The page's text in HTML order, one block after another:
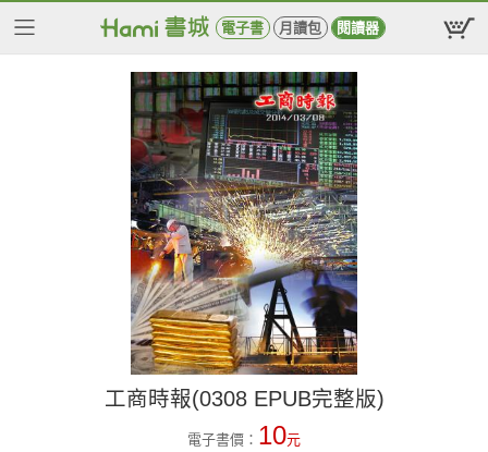
電子書 月讀包 閱讀器
工商時報(0308 EPUB完整版)
電子書價： 10元